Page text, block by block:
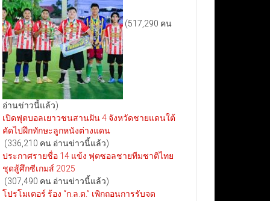
(517,290 คน
อ่านข่าวนี้แล้ว)
เปิดฟุตบอลเยาวชนสานฝัน 4 จังหวัดชายแดนใต้
คัดไปฝึกทักษะลูกหนังต่างแดน
(336,210 คน อ่านข่าวนี้แล้ว)
ประกาศรายชื่อ 14 แข้ง ฟุตซอลชายทีมชาติไทย
ชุดสู้ศึกซีเกมส์ 2025
(307,490 คน อ่านข่าวนี้แล้ว)
โปรโมเตอร์ ร้อง “ก.ล.ต.” เพิกถอนการรับจด